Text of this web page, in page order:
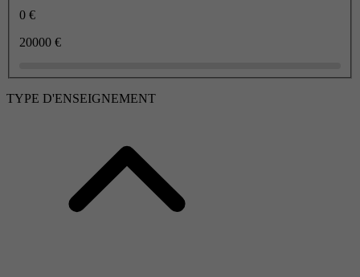
0 €
20000 €
TYPE D'ENSEIGNEMENT